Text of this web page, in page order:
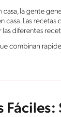
la gente
casa. Las
diferentes
combinan